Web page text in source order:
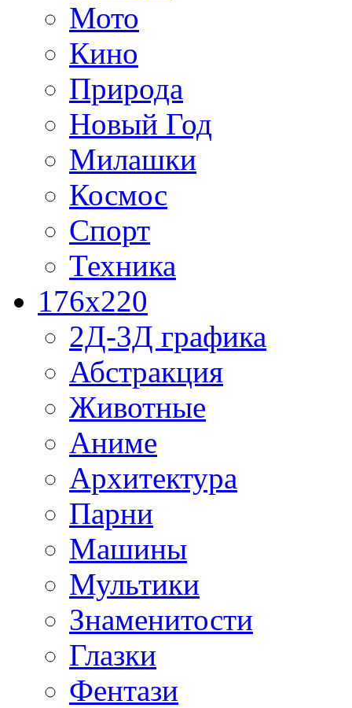
Мото
Кино
Природа
Новый Год
Милашки
Космос
Спорт
Техника
176x220
2Д-3Д графика
Абстракция
Животные
Аниме
Архитектура
Парни
Машины
Мультики
Знаменитости
Глазки
Фентази